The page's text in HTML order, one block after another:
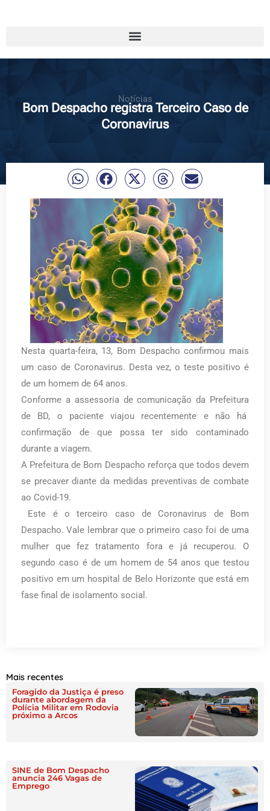
Notícias
Bom Despacho registra Terceiro Caso de
Coronavirus
Nesta quarta-feira, 13, Bom Despacho confirmou mais
um caso de Coronavirus. Desta vez, o teste positivo é
de um homem de 64 anos.
Conforme a assessoria de comunicação da Prefeitura
de BD, o paciente viajou recentemente e não há
confirmação de que possa ter sido contaminado
durante a viagem.
A Prefeitura de Bom Despacho reforça que todos devem
se precaver diante da medidas preventivas de combate
ao Covid-19.
Este é o terceiro caso de Coronavirus de Bom
Despacho. Vale lembrar que o primeiro caso foi de uma
mulher que fez tratamento fora e já recuperou. O
segundo caso é de um homem de 54 anos que testou
positivo em um hospital de Belo Horizonte que está em
fase final de isolamento social.
Mais recentes
Foragido da Justiça é preso
durante abordagem da
Polícia Militar em Rodovia
próximo a Arcos
SINE de Bom Despacho
anuncia 246 Vagas de
Emprego